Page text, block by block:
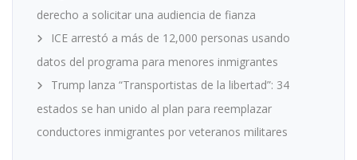
derecho a solicitar una audiencia de fianza
ICE arrestó a más de 12,000 personas usando
datos del programa para menores inmigrantes
Trump lanza “Transportistas de la libertad”: 34
estados se han unido al plan para reemplazar
conductores inmigrantes por veteranos militares